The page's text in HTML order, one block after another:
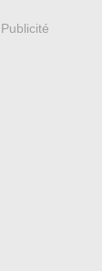
Publicité